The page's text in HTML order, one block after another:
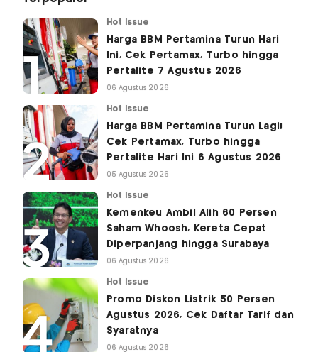
Hot Issue
Harga BBM Pertamina Turun Hari
Ini, Cek Pertamax, Turbo hingga
Pertalite 7 Agustus 2026
06 Agustus 2026
Hot Issue
Harga BBM Pertamina Turun Lagi!
Cek Pertamax, Turbo hingga
Pertalite Hari Ini 6 Agustus 2026
05 Agustus 2026
Hot Issue
Kemenkeu Ambil Alih 60 Persen
Saham Whoosh, Kereta Cepat
Diperpanjang hingga Surabaya
06 Agustus 2026
Hot Issue
Promo Diskon Listrik 50 Persen
Agustus 2026, Cek Daftar Tarif dan
Syaratnya
06 Agustus 2026